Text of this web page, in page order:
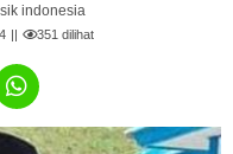
indonesia
351 dilihat